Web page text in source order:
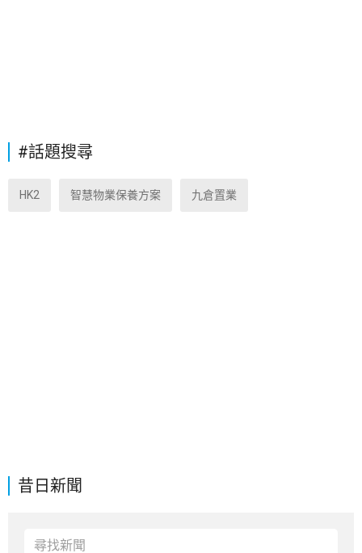
昔日新聞
#話題搜尋
HK2 智慧物業保養方案 九倉置業